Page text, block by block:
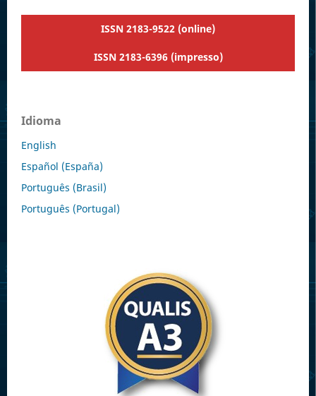
ISSN 2183-9522 (online)
ISSN 2183-6396 (impresso)
Idioma
English
Español (España)
Português (Brasil)
Português (Portugal)